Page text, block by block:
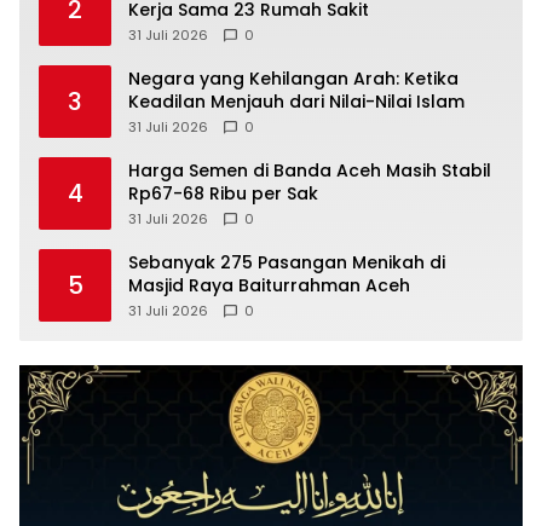
2 Kerja Sama 23 Rumah Sakit
31 Juli 2026 0
3
Negara yang Kehilangan Arah: Ketika
Keadilan Menjauh dari Nilai-Nilai Islam
31 Juli 2026 0
4
Harga Semen di Banda Aceh Masih Stabil
Rp67-68 Ribu per Sak
31 Juli 2026 0
5
Sebanyak 275 Pasangan Menikah di
Masjid Raya Baiturrahman Aceh
31 Juli 2026 0